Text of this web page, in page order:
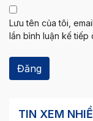
Lưu tên của tôi,
lần bình luận kế tiếp
TIN XEM